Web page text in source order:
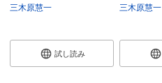
三木原慧一
試し読み
三木原慧一